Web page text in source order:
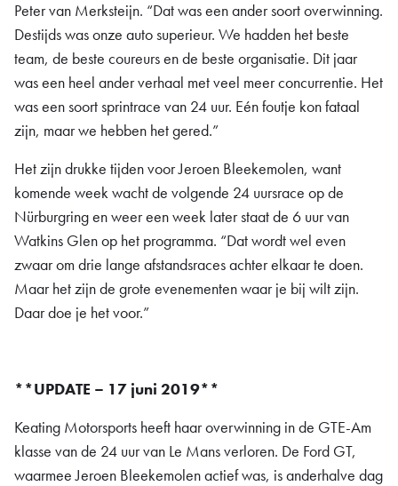
Peter van Merksteijn. “Dat was een ander soort overwinning.
Destijds was onze auto superieur. We hadden het beste
team, de beste coureurs en de beste organisatie. Dit jaar
was een heel ander verhaal met veel meer concurrentie. Het
was een soort sprintrace van 24 uur. Eén foutje kon fataal
zijn, maar we hebben het gered.”
Het zijn drukke tijden voor Jeroen Bleekemolen, want
komende week wacht de volgende 24 uursrace op de
Nürburgring en weer een week later staat de 6 uur van
Watkins Glen op het programma. “Dat wordt wel even
zwaar om drie lange afstandsraces achter elkaar te doen.
Maar het zijn de grote evenementen waar je bij wilt zijn.
Daar doe je het voor.”
**UPDATE – 17 juni 2019**
Keating Motorsports heeft haar overwinning in de GTE-Am
klasse van de 24 uur van Le Mans verloren. De Ford GT,
waarmee Jeroen Bleekemolen actief was, is anderhalve dag